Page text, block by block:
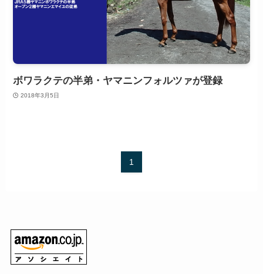
ボワラクテの半弟・ヤマニンフォルツァが登録
2018年3月5日
1